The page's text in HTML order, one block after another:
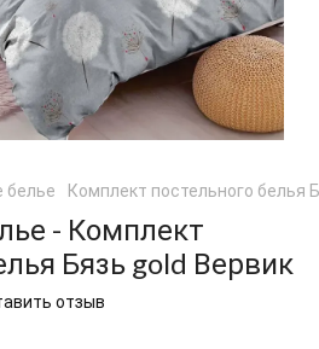
белье Комплект постельного белья
- Комплект
Бязь gold Вервик
отзыв